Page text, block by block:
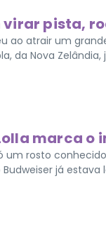
virar pista,
ao atrair um
da Nova Zelândia,
marca
rosto
já estava